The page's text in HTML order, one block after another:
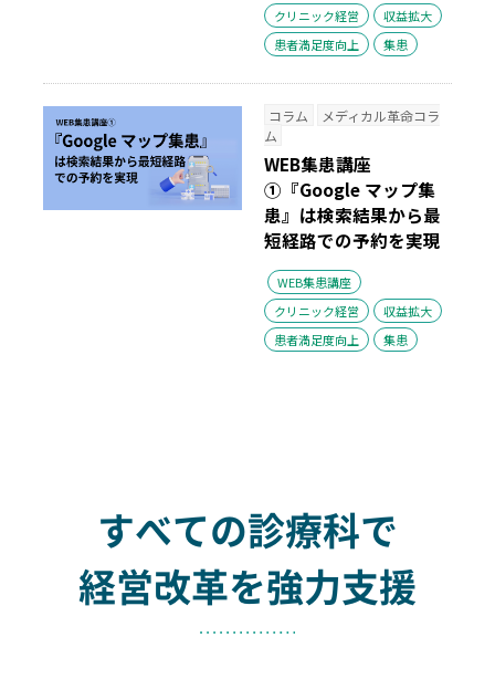
クリニック経営
収益拡大
患者満足度向上
集患
コラム
メディカル革命コラ
ム
WEB集患講座
①『Google マップ集
患』は検索結果から最
短経路での予約を実現
WEB集患講座
クリニック経営
収益拡大
患者満足度向上
集患
すべての診療科で
経営改革を強力支援